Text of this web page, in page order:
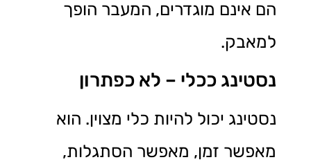
הם אינם מוגדרים, המעבר הופך
למאבק.
נסטינג ככלי – לא כפתרון
נסטינג יכול להיות כלי מצוין. הוא
מאפשר זמן, מאפשר הסתגלות,